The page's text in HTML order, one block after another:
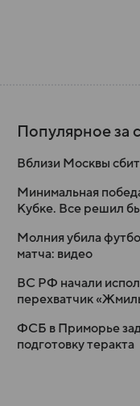
Популярное за
Вблизи Москвы
Минимальная
Кубке. Все решил
Молния убила
матча: видео
ВС РФ начали
перехватчик
ФСБ в Приморье
подготовку теракта